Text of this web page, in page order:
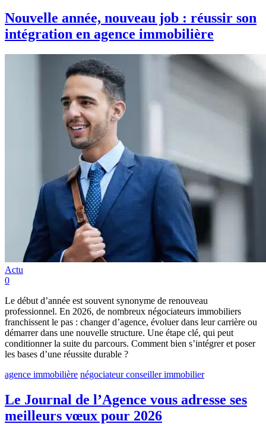
Nouvelle année, nouveau job : réussir son
intégration en agence immobilière
Actu
0
Le début d’année est souvent synonyme de renouveau
professionnel. En 2026, de nombreux négociateurs immobiliers
franchissent le pas : changer d’agence, évoluer dans leur carrière ou
démarrer dans une nouvelle structure. Une étape clé, qui peut
conditionner la suite du parcours. Comment bien s’intégrer et poser
les bases d’une réussite durable ?
agence immobilière négociateur conseiller immobilier
Le Journal de l’Agence vous adresse ses
meilleurs vœux pour 2026